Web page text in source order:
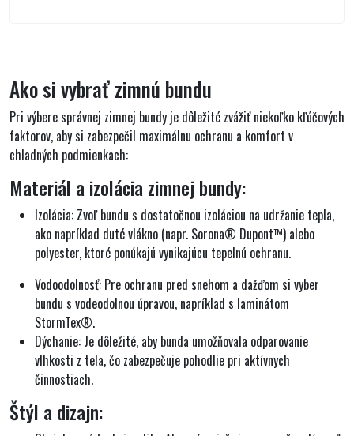
Ako si vybrať zimnú bundu
Pri výbere správnej zimnej bundy je dôležité zvážiť niekoľko kľúčových
faktorov, aby si zabezpečil maximálnu ochranu a komfort v
chladných podmienkach:
Materiál a izolácia zimnej bundy:
Izolácia: Zvoľ bundu s dostatočnou izoláciou na udržanie tepla,
ako napríklad duté vlákno (napr. Sorona® Dupont™) alebo
polyester, ktoré ponúkajú vynikajúcu tepelnú ochranu.
Vodoodolnosť: Pre ochranu pred snehom a dažďom si vyber
bundu s vodeodolnou úpravou, napríklad s laminátom
StormTex®.
Dýchanie: Je dôležité, aby bunda umožňovala odparovanie
vlhkosti z tela, čo zabezpečuje pohodlie pri aktívnych
činnostiach.
Štýl a dizajn: